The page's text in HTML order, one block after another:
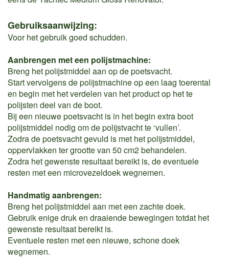
Gebruiksaanwijzing:
Voor het gebruik goed schudden.
Aanbrengen met een polijstmachine:
Breng het polijstmiddel aan op de poetsvacht.
Start vervolgens de polijstmachine op een laag toerental
en begin met het verdelen van het product op het te
polijsten deel van de boot.
Bij een nieuwe poetsvacht is in het begin extra boot
polijstmiddel nodig om de polijstvacht te ‘vullen’.
Zodra de poetsvacht gevuld is met het polijstmiddel,
oppervlakken ter grootte van 50 cm2 behandelen.
Zodra het gewenste resultaat bereikt is, de eventuele
resten met een microvezeldoek wegnemen.
Handmatig aanbrengen:
Breng het polijstmiddel aan met een zachte doek.
Gebruik enige druk en draaiende bewegingen totdat het
gewenste resultaat bereikt is.
Eventuele resten met een nieuwe, schone doek
wegnemen.